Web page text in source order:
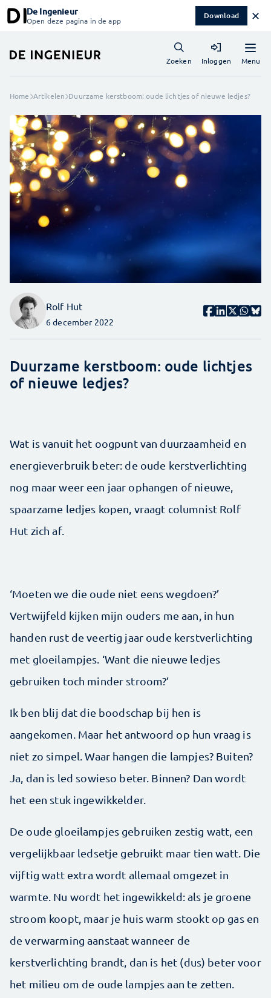
De Ingenieur
Open deze pagina in de app Download ✕
Menu
Zoeken Inloggen
Home Artikelen Duurzame kerstboom: oude lichtjes of nieuwe ledjes?
Rolf Hut
6 december 2022
Duurzame kerstboom: oude lichtjes
of nieuwe ledjes?
Wat is vanuit het oogpunt van duurzaamheid en
energieverbruik beter: de oude kerstverlichting
nog maar weer een jaar ophangen of nieuwe,
spaarzame ledjes kopen, vraagt columnist Rolf
Hut zich af.
‘Moeten we die oude niet eens wegdoen?’
Vertwijfeld kijken mijn ouders me aan, in hun
handen rust de veertig jaar oude kerstverlichting
met gloeilampjes. ‘Want die nieuwe ledjes
gebruiken toch minder stroom?’
Ik ben blij dat die boodschap bij hen is
aangekomen. Maar het antwoord op hun vraag is
niet zo simpel. Waar hangen die lampjes? Buiten?
Ja, dan is led sowieso beter. Binnen? Dan wordt
het een stuk ingewikkelder.
De oude gloeilampjes gebruiken zestig watt, een
vergelijkbaar ledsetje gebruikt maar tien watt. Die
vijftig watt extra wordt allemaal omgezet in
warmte. Nu wordt het ingewikkeld: als je groene
stroom koopt, maar je huis warm stookt op gas en
de verwarming aanstaat wanneer de
kerstverlichting brandt, dan is het (dus) beter voor
het milieu om de oude lampjes aan te zetten.